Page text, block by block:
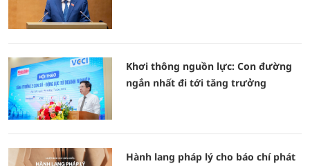
Khơi thông nguồn lực: Con đường
ngắn nhất đi tới tăng trưởng
Hành lang pháp lý cho báo chí phát